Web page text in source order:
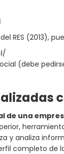
RES (2013),
(debe
de una
y analiza
completo de